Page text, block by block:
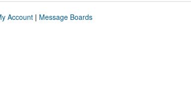
Account| Message Boards